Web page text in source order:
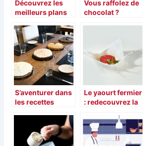
Découvrez les
meilleurs plans
Vous raffolez de
chocolat ?
votre choix ?
S’aventurer dans
les recettes
Le yaourt fermier
: redecouvrez la
authentique de la
tradition laitiere